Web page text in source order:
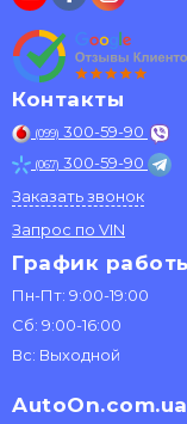
Контакты
(099) 300-59-90
(067) 300-59-90
Заказать звонок
Запрос по VIN
График
Пн-Пт: 9:00-19:00
Сб: 9:00-16:00
Вс: Выходной
AutoOn.com.ua